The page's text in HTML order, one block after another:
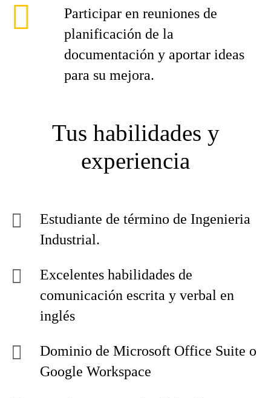
Participar en reuniones de
planificación de la
documentación y aportar ideas
para su mejora.
Tus habilidades y
experiencia
Estudiante de término de Ingenieria
Industrial.
Excelentes habilidades de
comunicación escrita y verbal en
inglés
Dominio de Microsoft Office Suite o
Google Workspace